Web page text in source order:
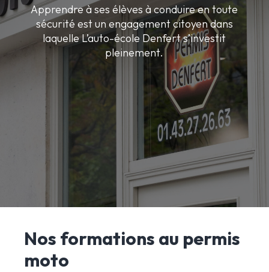
Apprendre à ses élèves à conduire en toute
sécurité est un engagement citoyen dans
laquelle L’auto-école Denfert s’investit
pleinement.
Nos formations au permis
moto